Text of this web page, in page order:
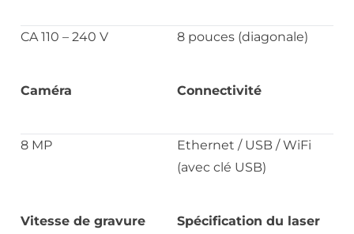
CA 110 – 240 V 8 pouces (diagonale)
Caméra
8 MP
Connectivité
Ethernet / USB / WiFi
(avec clé USB)
Vitesse de gravure
Spécification du laser